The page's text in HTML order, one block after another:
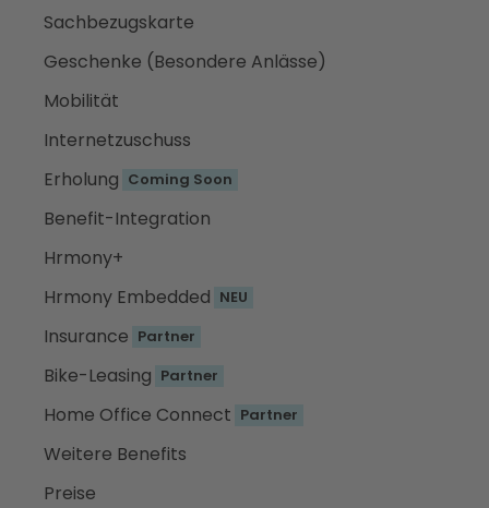
Sachbezugskarte
Geschenke (Besondere Anlässe)
Mobilität
Internetzuschuss
Erholung Coming Soon
Benefit-Integration
Hrmony+
Hrmony Embedded NEU
Insurance Partner
Bike-Leasing Partner
Home Office Connect Partner
Weitere Benefits
Preise